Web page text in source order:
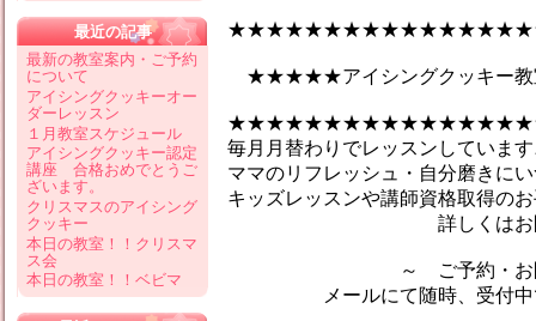
★★★★★アイシングクッキー
毎月月替わりでレッスンしていま
ママのリフレッシュ・自分磨きに
キッズレッスンや講師資格取得の
詳しくはお問合せ
～ ご予約・お問い
メールにて随時、受付中で
最近の記事
最新の教室案内・ご予約
について
アイシングクッキーオー
ダーレッスン
１月教室スケジュール
アイシングクッキー認定
講座 合格おめでとうご
ざいます。
クリスマスのアイシング
クッキー
本日の教室！！クリスマ
ス会
本日の教室！！ベビマ